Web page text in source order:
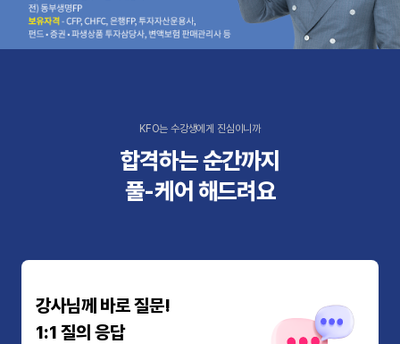
KFO는 수강생에게 진심이니까
합격하는 순간까지
풀-케어 해드려요
강사님께 바로 질문!
1:1 질의 응답